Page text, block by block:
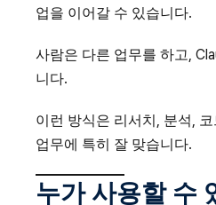
업을 이어갈 수 있습니다.
사람은 다른 업무를 하고,
니다.
이런 방식은 리서치, 분석,
업무에 특히 잘 맞습니다.
누가 사용할 수